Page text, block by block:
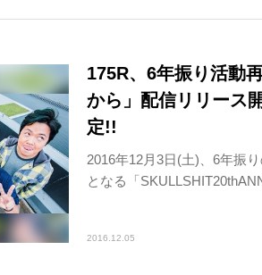
175R、6年振り活動
から」配信リリース
定!!
2016年12月3日(土)、6年振
となる「
2016.12.05